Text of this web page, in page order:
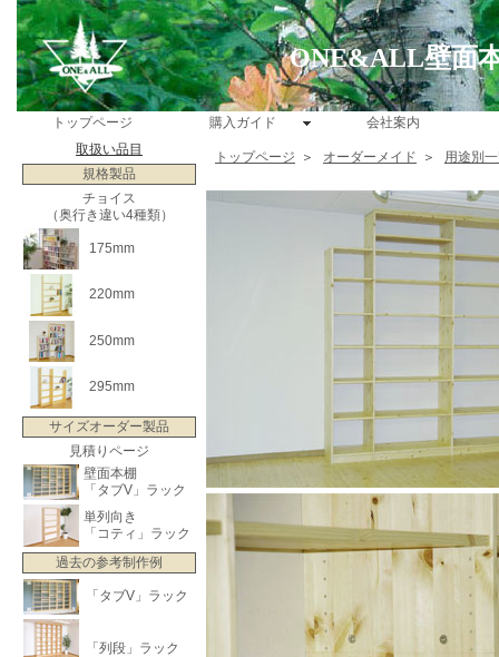
ONE&ALL壁面
トップページ 購入ガイド
会社案内
取扱い品目
規格製品
チョイス
（奥行き違い4種類）
175mm
220mm
250mm
295mm
サイズオーダー製品
見積りページ
壁面本棚
「タブV」ラック
単列向き
「コティ」ラック
過去の参考制作例
「タブV」ラック
「列段」ラック
トップページ ＞ オーダーメイド ＞ 用途別